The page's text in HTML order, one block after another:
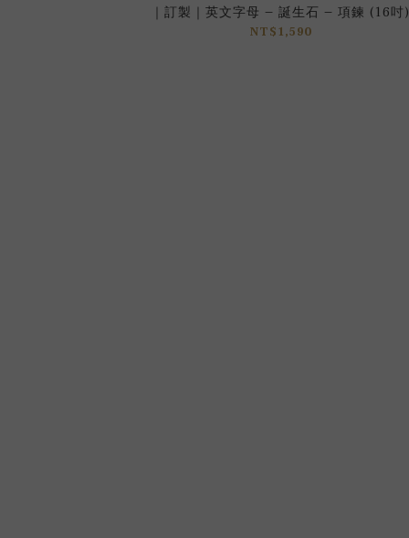
｜訂製｜英文字母 – 誕生石 – 項鍊 (16吋)
NT$1,590